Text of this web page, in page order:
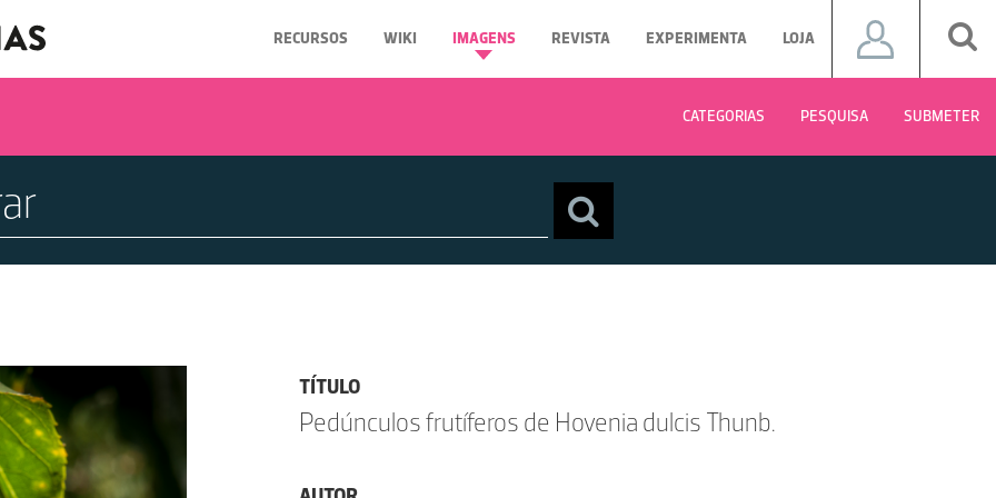
RECURSOS WIKI IMAGENS REVISTA EXPERIMENTA LOJA
CATEGORIAS PESQUISA SUBMETER
TÍTULO
Pedúnculos frutíferos de Hovenia dulcis Thunb.